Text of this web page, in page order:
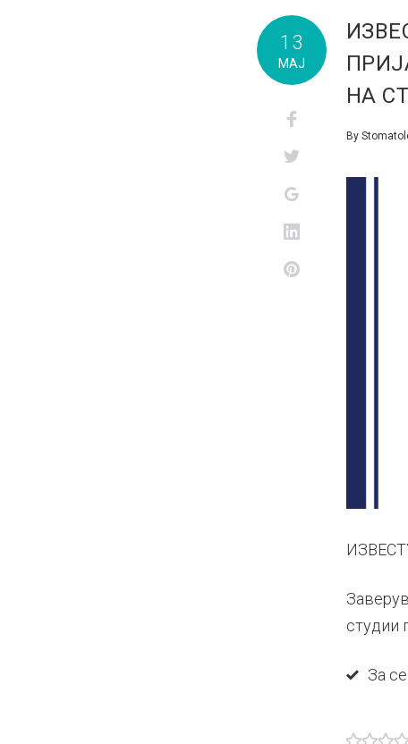
13
МАЈ
Twitter
Google+
Pinterest
НА
By
студии
За